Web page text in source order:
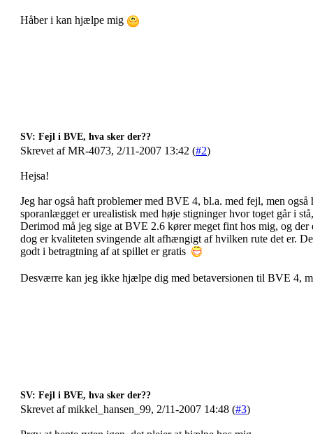
Håber i kan hjælpe mig
SV: Fejl i BVE, hva sker der??
Skrevet af MR-4073, 2/11-2007 13:42 (#2)
Hejsa!
Jeg har også haft problemer med BVE 4, bl.a. med fejl, men
sporanlægget er urealistisk med høje stigninger hvor toget går i
Derimod må jeg sige at BVE 2.6 kører meget fint hos mig, og
dog er kvaliteten svingende alt afhængigt af hvilken rute det er.
godt i betragtning af at spillet er gratis
Desværre kan jeg ikke hjælpe dig med betaversionen til BVE 4,
SV: Fejl i BVE, hva sker der??
Skrevet af mikkel_hansen_99, 2/11-2007 14:48 (#3)